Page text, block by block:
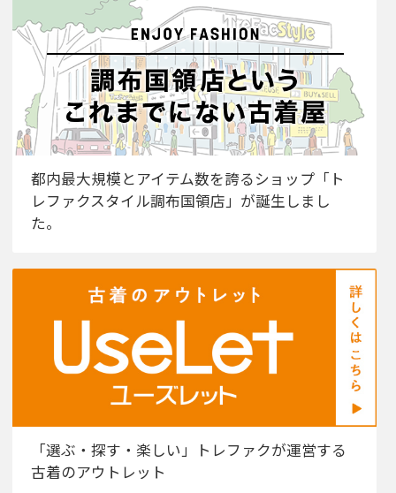
都内最大規模とアイテム数を誇るショップ「ト
レファクスタイル調布国領店」が誕生しまし
た。
「選ぶ・探す・楽しい」トレファクが運営する
古着のアウトレット